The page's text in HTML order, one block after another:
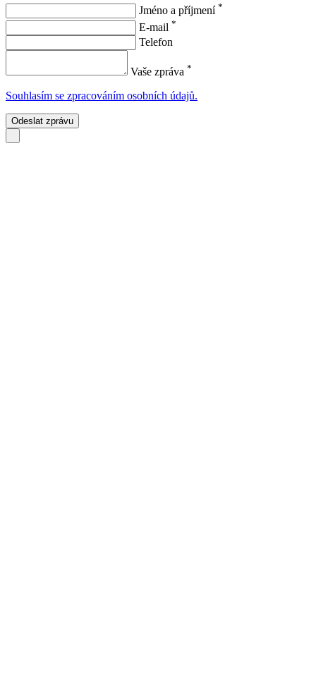
Jméno a příjmení *
E-mail *
Telefon
Vaše zpráva *
Souhlasím se zpracováním osobních údajů.